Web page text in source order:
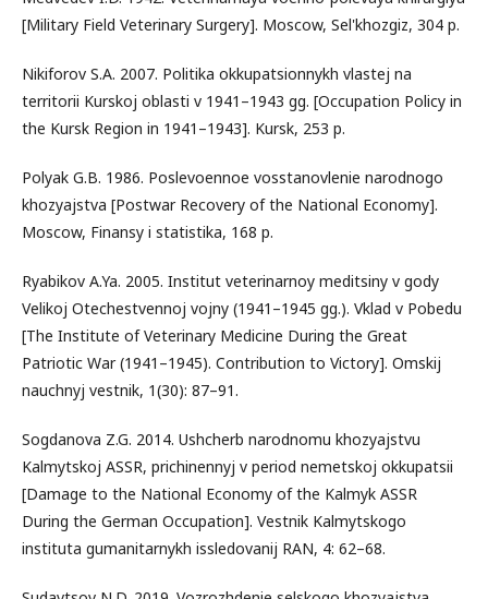
[Military Field Veterinary Surgery]. Moscow, Sel'khozgiz, 304 p.
Nikiforov S.A. 2007. Politika okkupatsionnykh vlastej na
territorii Kurskoj oblasti v 1941–1943 gg. [Occupation Policy in
the Kursk Region in 1941–1943]. Kursk, 253 p.
Polyak G.B. 1986. Poslevoennoe vosstanovlenie narodnogo
khozyajstva [Postwar Recovery of the National Economy].
Moscow, Finansy i statistika, 168 p.
Ryabikov A.Ya. 2005. Institut veterinarnoy meditsiny v gody
Velikoj Otechestvennoj vojny (1941–1945 gg.). Vklad v Pobedu
[The Institute of Veterinary Medicine During the Great
Patriotic War (1941–1945). Contribution to Victory]. Omskij
nauchnyj vestnik, 1(30): 87–91.
Sogdanova Z.G. 2014. Ushcherb narodnomu khozyajstvu
Kalmytskoj ASSR, prichinennyj v period nemetskoj okkupatsii
[Damage to the National Economy of the Kalmyk ASSR
During the German Occupation]. Vestnik Kalmytskogo
instituta gumanitarnykh issledovanij RAN, 4: 62–68.